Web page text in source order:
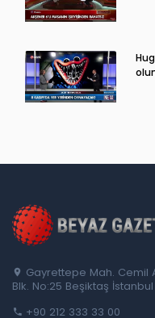
Gayrettepe Mah. Cemil
Blk. No:25 Beşiktaş İstanbul
+90 212 333 33 00